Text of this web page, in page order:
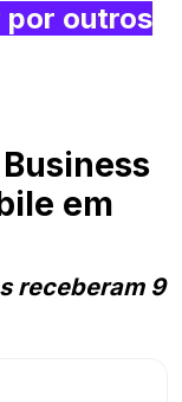
por outros
em
receberam 9